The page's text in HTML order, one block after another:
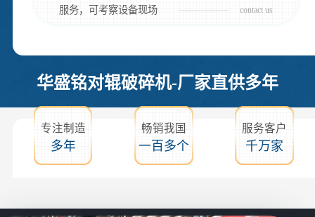
服务，可考察设备现场
contact us
华盛铭对辊破碎机-厂家直供多年
专注制造
多年
畅销我国
一百多个
服务客户
千万家